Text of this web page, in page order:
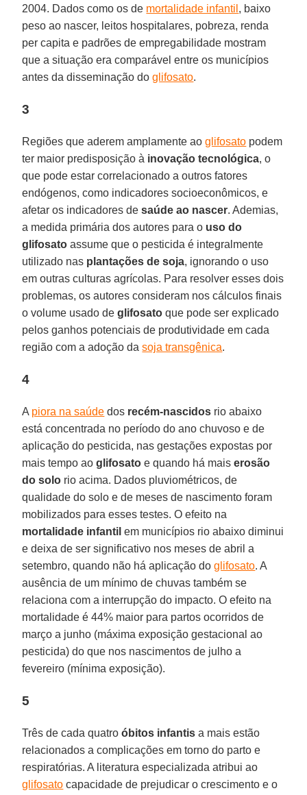
2004. Dados como os de mortalidade infantil , baixo
peso ao nascer, leitos hospitalares, pobreza, renda
per capita e padrões de empregabilidade mostram
que a situação era comparável entre os municípios
antes da disseminação doglifosato.
3
Regiões que aderem amplamente aoglifosato podem
ter maior predisposição à inovação tecnológica, o
que pode estar correlacionado a outros fatores
endógenos, como indicadores socioeconômicos, e
afetar os indicadores desaúde ao nascer. Ademias,
a medida primária dos autores para o uso do
glifosato assume que o pesticida é integralmente
utilizado nas plantações de soja, ignorando o uso
em outras culturas agrícolas. Para resolver esses dois
problemas, os autores consideram nos cálculos finais
o volume usado deglifosato que pode ser explicado
pelos ganhos potenciais de produtividade em cada
região com a adoção dasoja transgênica.
4
A piora na saúde dos recém-nascidos rio abaixo
está concentrada no período do ano chuvoso e de
aplicação do pesticida, nas gestações expostas por
mais tempo aoglifosato e quando há maiserosão
do solo rio acima. Dados pluviométricos, de
qualidade do solo e de meses de nascimento foram
mobilizados para esses testes. O efeito na
mortalidade infantil em municípios rio abaixo diminui
e deixa de ser significativo nos meses de abril a
setembro, quando não há aplicação doglifosato. A
ausência de um mínimo de chuvas também se
relaciona com a interrupção do impacto. O efeito na
mortalidade é 44% maior para partos ocorridos de
março a junho (máxima exposição gestacional ao
pesticida) do que nos nascimentos de julho a
fevereiro (mínima exposição).
5
Três de cada quatroóbitos infantis a mais estão
relacionados a complicações em torno do parto e
respiratórias. A literatura especializada atribui ao
glifosato capacidade de prejudicar o crescimento e o